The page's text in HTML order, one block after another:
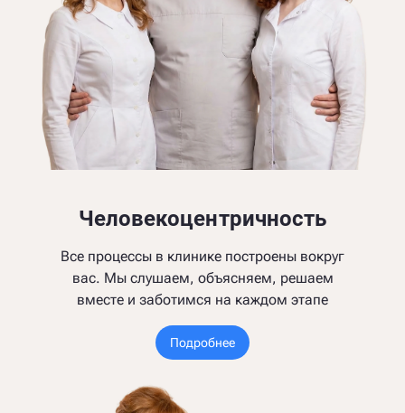
Человекоцентричность
Все процессы в клинике построены вокруг
вас. Мы слушаем, объясняем, решаем
вместе и заботимся на каждом этапе
Подробнее